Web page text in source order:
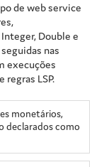
de web service
Double e
nas
execuções
LSP.
monetários,
declarados como